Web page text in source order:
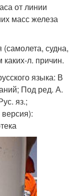
от линии
масс железа
судна,
л. причин.
языка: В
Под ред. А.
яз.;